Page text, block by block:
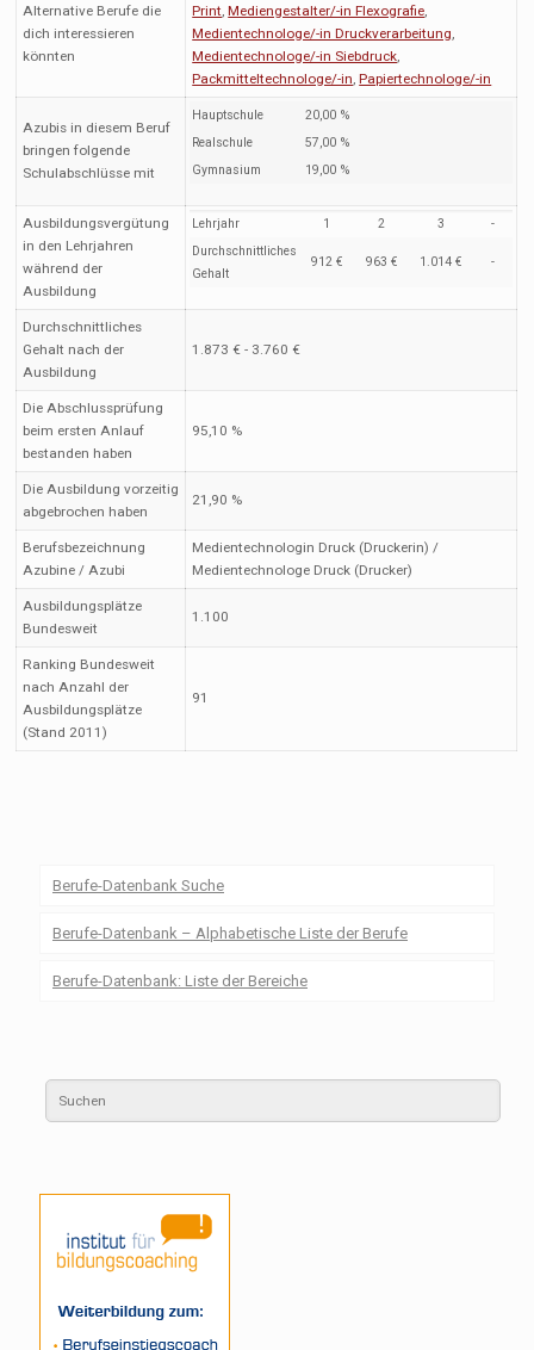
Alternative Berufe die
dich interessieren
könnten
Print,Mediengestalter/-in Flexografie,
Medientechnologe/-in Druckverarbeitung,
Medientechnologe/-in Siebdruck,
Packmitteltechnologe/-in,Papiertechnologe/-in
Azubis in diesem Beruf
bringen folgende
Schulabschlüsse mit
Hauptschule
20,00 %
Realschule
57,00 %
Gymnasium
19,00 %
Ausbildungsvergütung
in den Lehrjahren
während der
Ausbildung
Lehrjahr 1 2 3
-
Durchschnittliches
Gehalt
912 € 963 € 1.014 € -
Durchschnittliches
Gehalt nach der
Ausbildung
1.873 € - 3.760 €
Die Abschlussprüfung
beim ersten Anlauf
bestanden haben
95,10 %
Die Ausbildung vorzeitig
abgebrochen haben
21,90 %
Berufsbezeichnung
Azubine / Azubi
Medientechnologin Druck (Druckerin) /
Medientechnologe Druck (Drucker)
Ausbildungsplätze
Bundesweit
1.100
Ranking Bundesweit
nach Anzahl der
Ausbildungsplätze
(Stand 2011)
91
Berufe-Datenbank Suche
Berufe-Datenbank – Alphabetische Liste der Berufe
Berufe-Datenbank: Liste der Bereiche